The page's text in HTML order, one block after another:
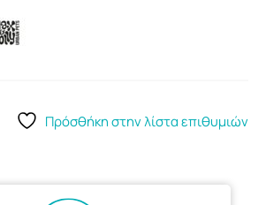
Πρόσθήκη στην λίστα επιθυμιών